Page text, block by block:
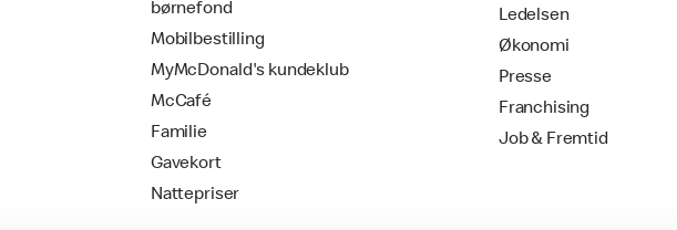
børnefond
Mobilbestilling
MyMcDonald's kundeklub
McCafé
Familie
Gavekort
Nattepriser
Ledelsen
Økonomi
Presse
Franchising
Job & Fremtid